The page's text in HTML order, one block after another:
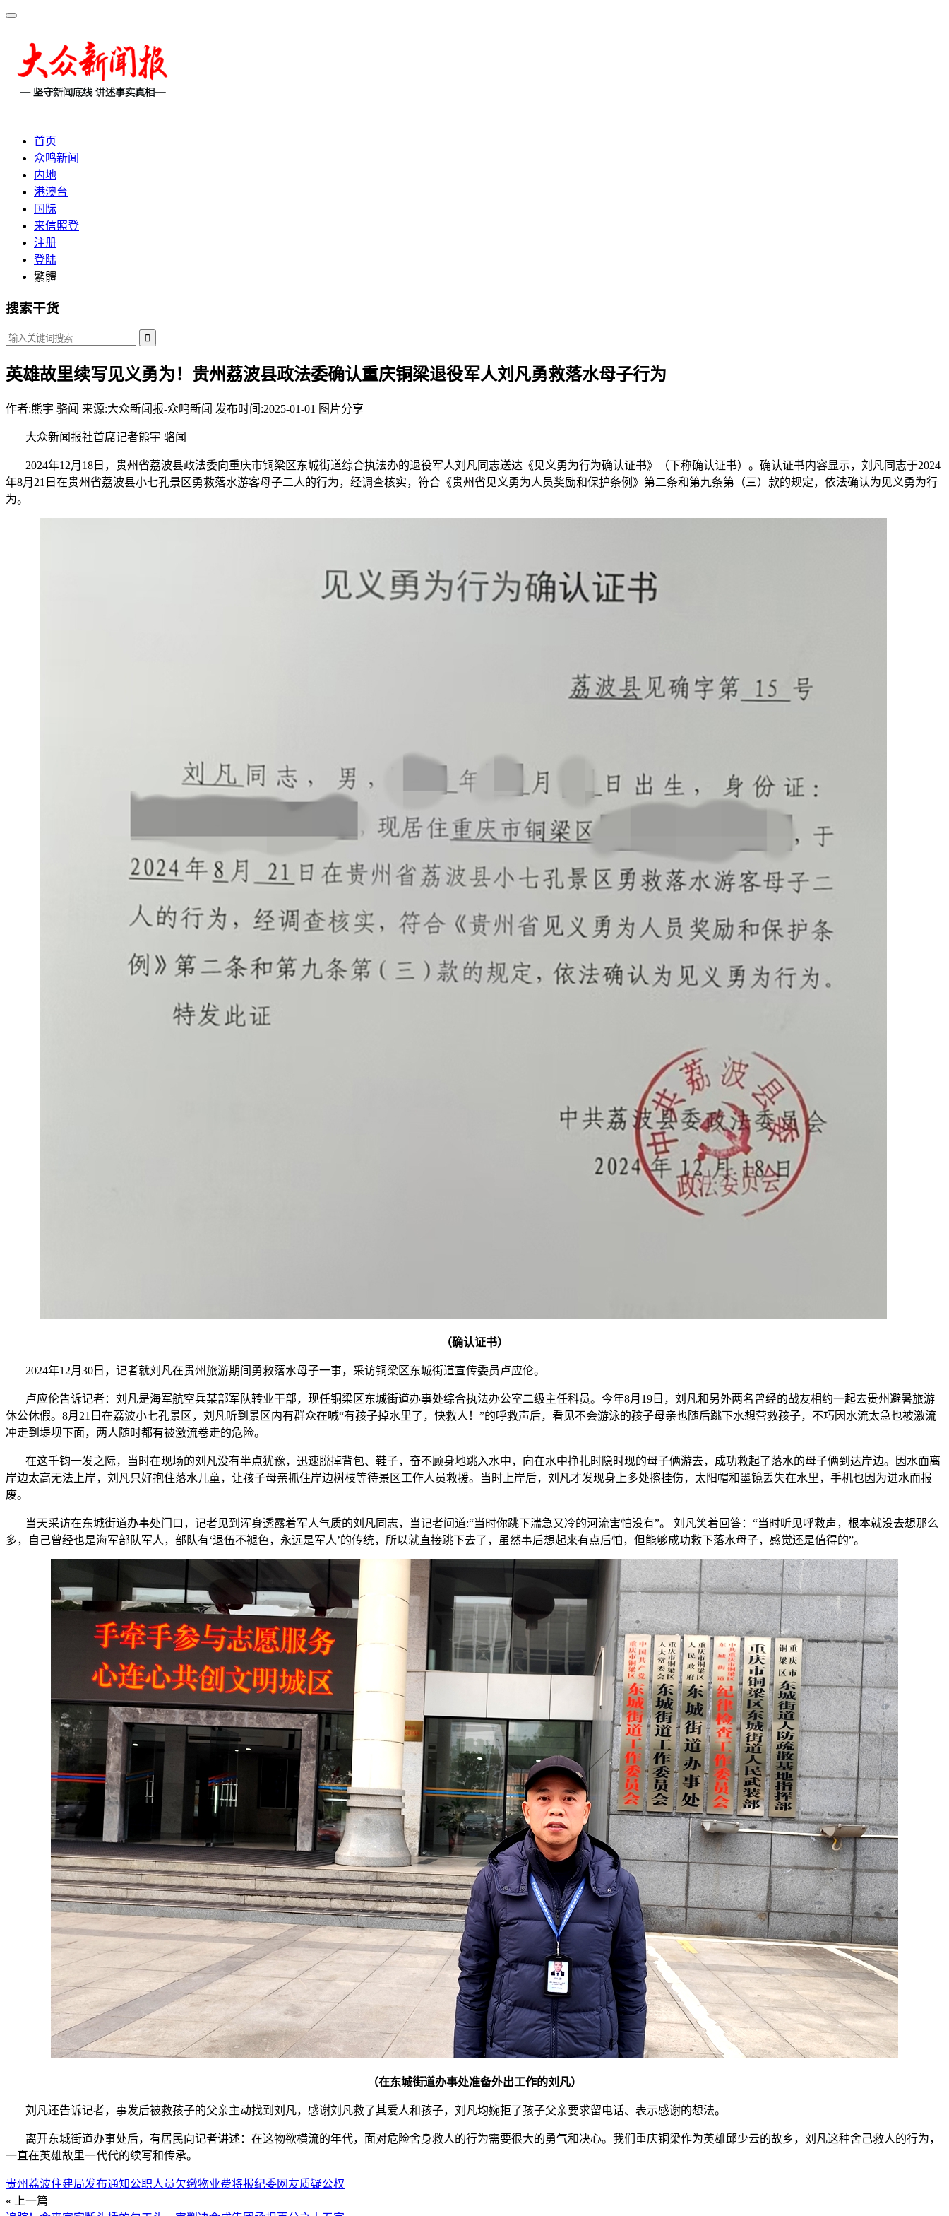
首页
众鸣新闻
内地
港澳台
国际
来信照登
注册
登陆
繁體
搜索干货
英雄故里续写见义勇为！贵州荔波县政法委确认重庆铜梁退役军人刘凡勇救落水母子行为
作者:熊宇 骆闻 来源:大众新闻报-众鸣新闻 发布时间:2025-01-01 图片分享
大众新闻报社首席记者熊宇 骆闻
2024年12月18日，贵州省荔波县政法委向重庆市铜梁区东城街道综合执法办的退役军人刘凡同志送达《见义勇为行为确认证书》（下称确认证书）。确认证书内容显示，刘凡同志于2024
年8月21日在贵州省荔波县小七孔景区勇救落水游客母子二人的行为，经调查核实，符合《贵州省见义勇为人员奖励和保护条例》第二条和第九条第（三）款的规定，依法确认为见义勇为行
为。
（确认证书）
2024年12月30日，记者就刘凡在贵州旅游期间勇救落水母子一事，采访铜梁区东城街道宣传委员卢应伦。
卢应伦告诉记者：刘凡是海军航空兵某部军队转业干部，现任铜梁区东城街道办事处综合执法办公室二级主任科员。今年8月19日，刘凡和另外两名曾经的战友相约一起去贵州避暑旅游
休公休假。8月21日在荔波小七孔景区，刘凡听到景区内有群众在喊“有孩子掉水里了，快救人！”的呼救声后，看见不会游泳的孩子母亲也随后跳下水想营救孩子，不巧因水流太急也被激流
冲走到堤坝下面，两人随时都有被激流卷走的危险。
在这千钧一发之际，当时在现场的刘凡没有半点犹豫，迅速脱掉背包、鞋子，奋不顾身地跳入水中，向在水中挣扎时隐时现的母子俩游去，成功救起了落水的母子俩到达岸边。因水面离
岸边太高无法上岸，刘凡只好抱住落水儿童，让孩子母亲抓住岸边树枝等待景区工作人员救援。当时上岸后，刘凡才发现身上多处擦挂伤，太阳帽和墨镜丢失在水里，手机也因为进水而报
废。
当天采访在东城街道办事处门口，记者见到浑身透露着军人气质的刘凡同志，当记者问道:“当时你跳下湍急又冷的河流害怕没有”。 刘凡笑着回答：“当时听见呼救声，根本就没去想那么
多，自己曾经也是海军部队军人，部队有‘退伍不褪色，永远是军人’的传统，所以就直接跳下去了，虽然事后想起来有点后怕，但能够成功救下落水母子，感觉还是值得的”。
（在东城街道办事处准备外出工作的刘凡）
刘凡还告诉记者，事发后被救孩子的父亲主动找到刘凡，感谢刘凡救了其爱人和孩子，刘凡均婉拒了孩子父亲要求留电话、表示感谢的想法。
离开东城街道办事处后，有居民向记者讲述：在这物欲横流的年代，面对危险舍身救人的行为需要很大的勇气和决心。我们重庆铜梁作为英雄邱少云的故乡，刘凡这种舍己救人的行为，
一直在英雄故里一代代的续写和传承。
贵州荔波住建局发布通知公职人员欠缴物业费将报纪委网友质疑公权
« 上一篇